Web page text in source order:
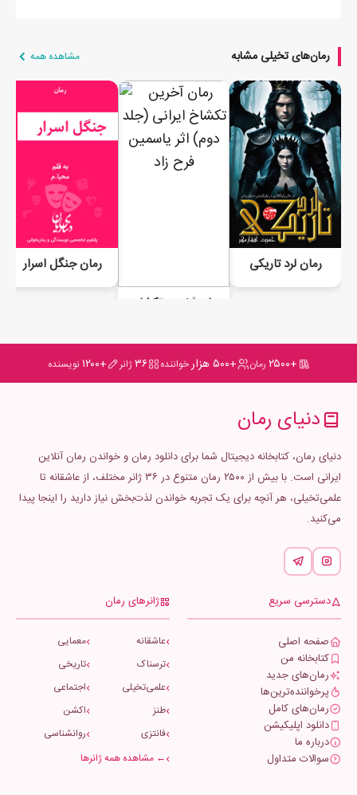
رمان‌های تخیلی مشابه مشاهده همه
رمان لرد تاریکی
رمان جنگل اسرار
+۲۵۰۰ رمان +۵۰۰ هزار خواننده ۳۶ژانر +۱۲۰۰ نویسنده
دنیای رمان
دنیای رمان، کتابخانه دیجیتال شما برای دانلود رمان و خواندن رمان آنلاین
ایرانی است. با بیش از ۲۵۰۰ رمان متنوع در ۳۶ ژانر مختلف، از عاشقانه تا
علمی‌تخیلی، هر آنچه برای یک تجربه خواندن لذت‌بخش نیاز دارید را اینجا پیدا
می‌کنید.
دسترسی سریع
صفحه اصلی
کتابخانه من
رمان‌های جدید
پرخواننده‌ترین‌ها
رمان‌های کامل
دانلود اپلیکیشن
درباره ما
سوالات متداول
ژانرهای رمان
عاشقانه
معمایی
ترسناک
تاریخی
علمی‌تخیلی
اجتماعی
طنز
اکشن
فانتزی
روانشناسی
← مشاهده همه ژانرها